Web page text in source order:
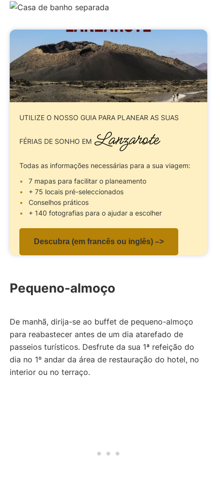
UTILIZE O NOSSO GUIA PARA PLANEAR AS SUAS
FÉRIAS DE SONHO EM Lanzarote
Todas as informações necessárias para a sua viagem:
7 mapas para facilitar o planeamento
+ 75 locais pré-seleccionados
Conselhos práticos
+ 140 fotografias para o ajudar a escolher
Descubra (em francês ou inglês) –>
Pequeno-almoço
De manhã, dirija-se ao buffet de pequeno-almoço
para reabastecer antes de um dia atarefado de
passeios turísticos. Desfrute da sua 1ª refeição do
dia no 1º andar da área de restauração do hotel, no
interior ou no terraço.